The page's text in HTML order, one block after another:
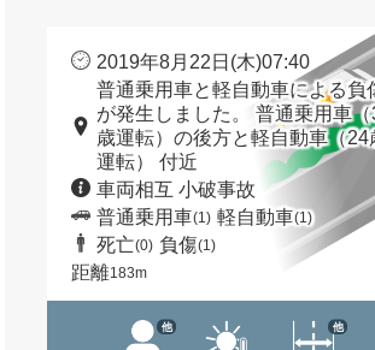
2019年8月22日(木)07:40
普通乗用車と軽自動車による負
が発生しました。 普通乗用車
歳運転）の後方と軽自動車（24
運転） 付近
車両相互 小破事故
普通乗用車(1) 軽自動車(1)
死亡(0) 負傷(1)
距離183m
他 他